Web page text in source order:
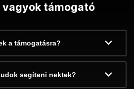
vagyok támogató
a támogatásra?
segíteni nektek?